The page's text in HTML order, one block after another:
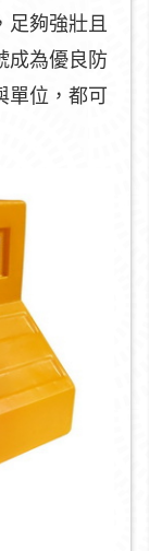
足夠強壯且
成為優良防
位，都可